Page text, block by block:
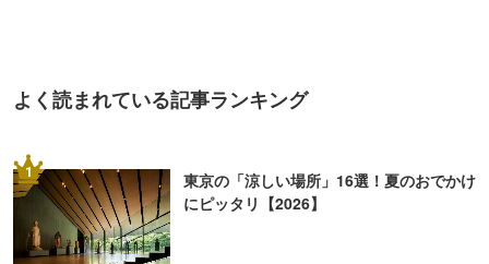
よく読まれている記事ランキング
1
東京の「涼しい場所」16選！夏のおでかけ
にピッタリ【2026】